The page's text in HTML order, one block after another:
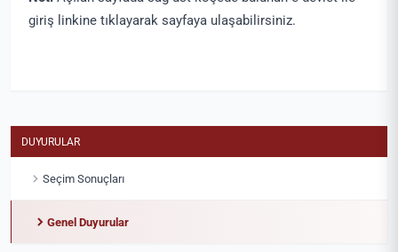
giriş linkine tıklayarak sayfaya ulaşabilirsiniz.
DUYURULAR
Seçim Sonuçları
Genel Duyurular